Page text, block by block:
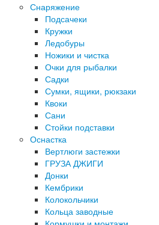
Снаряжение
Подсачеки
Кружки
Ледобуры
Ножики и чистка
Очки для рыбалки
Садки
Сумки, ящики, рюкзаки
Квоки
Сани
Стойки подставки
Оснастка
Вертлюги застежки
ГРУЗА ДЖИГИ
Донки
Кембрики
Колокольчики
Кольца заводные